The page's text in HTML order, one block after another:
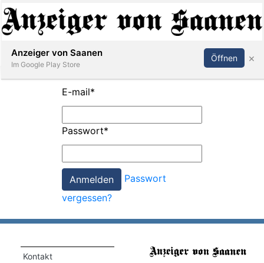
Abonnieren Anmelden
E-mail*
Passwort*
Passwort
vergessen?
Kontakt
Anzeiger von Saanen
Im Google Play Store
Öffnen ×